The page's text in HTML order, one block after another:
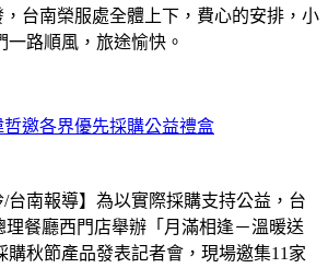
台南榮服處全體上下，費心的安排，小
一路順風，旅途愉快。
邀各界優先採購公益禮盒
/台南報導】為以實際採購支持公益，台
理餐廳西門店舉辦「月滿相逢－溫暖送
購秋節產品發表記者會，現場邀集11家